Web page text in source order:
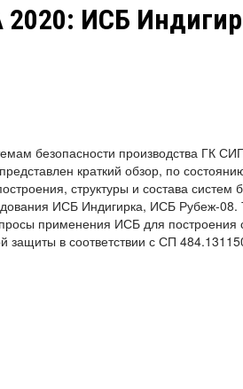
ИСБ
безопасности производства ГК
краткий обзор, по
структуры и состава систем
ИСБ Индигирка, ИСБ Рубеж-08.
применения ИСБ для построения
защиты в соответствии с СП